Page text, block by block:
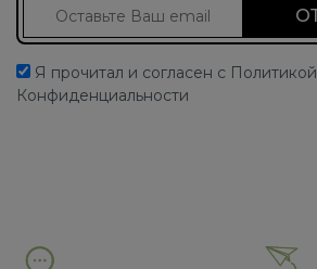
Я прочитал и согласен с Политикой
Конфиденциальности